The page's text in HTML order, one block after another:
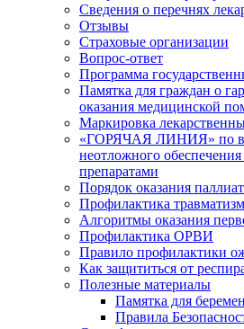
Сведения о перечнях
Отзывы
Страховые организации
Вопрос-ответ
Программа
Памятка для граждан о
оказания медицинской
Маркировка
«ГОРЯЧАЯ ЛИНИЯ» по
неотложного
препаратами
Порядок оказания
Профилактика
Алгоритмы оказания
Профилактика ОРВИ
Правило профилактики
Как защититься от
Полезные материалы
Памятка для
Правила